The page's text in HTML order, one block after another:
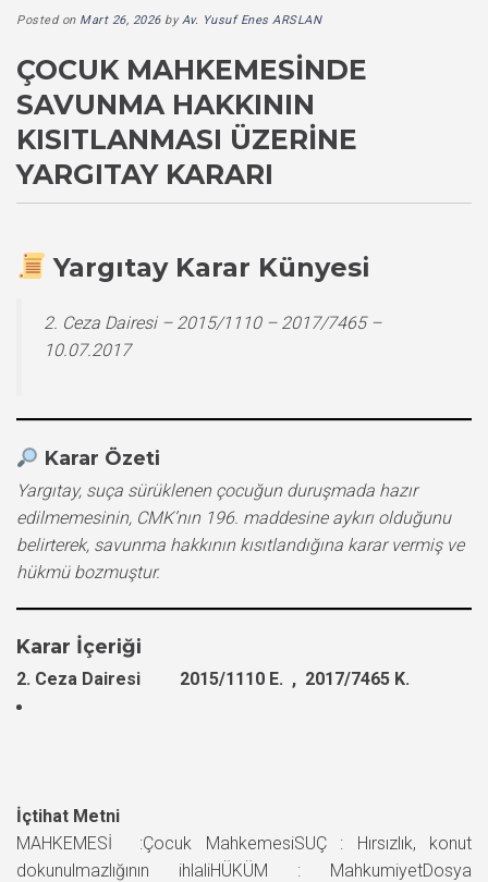
Posted on Mart 26, 2026byAv. Yusuf Enes ARSLAN
ÇOCUK MAHKEMESINDE
SAVUNMA HAKKININ
KISITLANMASI ÜZERINE
YARGITAY KARARI
Yargıtay Karar Künyesi
2. Ceza Dairesi – 2015/1110 – 2017/7465 –
10.07.2017
Karar Özeti
Yargıtay, suça sürüklenen çocuğun duruşmada hazır
edilmemesinin, CMK’nın 196. maddesine aykırı olduğunu
belirterek, savunma hakkının kısıtlandığına karar vermiş ve
hükmü bozmuştur.
Karar İçeriği
2. Ceza Dairesi 2015/1110 E. , 2017/7465 K.
İçtihat Metni
MAHKEMESİ :Çocuk MahkemesiSUÇ : Hırsızlık, konut
dokunulmazlığının ihlaliHÜKÜM : MahkumiyetDosya